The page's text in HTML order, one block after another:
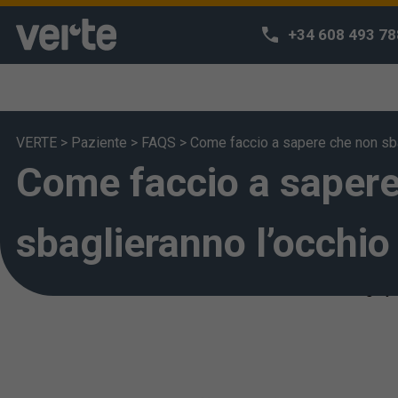
+34 608 493
VERTE > Paziente > FAQS > Come faccio a sapere che non
Come faccio a
sbaglieranno
We
We use our
habits and
can access
deem that